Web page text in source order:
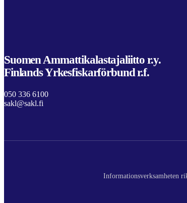
Suomen Ammattikalastajaliitto r.y.
Finlands Yrkesfiskarförbund r.f.
050 336 6100
sakl@sakl.fi
Informationsverksamheten